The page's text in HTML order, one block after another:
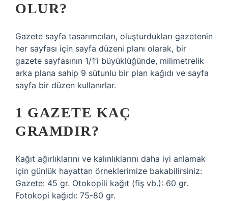
OLUR?
Gazete sayfa tasarımcıları, oluşturdukları gazetenin
her sayfası için sayfa düzeni planı olarak, bir
gazete sayfasının 1/1’i büyüklüğünde, milimetrelik
arka plana sahip 9 sütunlu bir plan kağıdı ve sayfa
sayfa bir düzen kullanırlar.
1 GAZETE KAÇ
GRAMDIR?
Kağıt ağırlıklarını ve kalınlıklarını daha iyi anlamak
için günlük hayattan örneklerimize bakabilirsiniz:
Gazete: 45 gr. Otokopili kağıt (fiş vb.): 60 gr.
Fotokopi kağıdı: 75-80 gr.